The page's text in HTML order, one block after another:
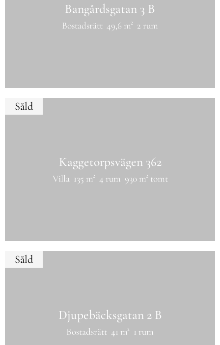
Bangårdsgatan 3 B
Bostadsrätt 49,6 m² 2 rum
Kaggetorpsvägen 362
Villa 135 m² 4 rum 930 m² tomt
Såld
Djupebäcksgatan 2 B
Bostadsrätt 41 m² 1 rum
Såld